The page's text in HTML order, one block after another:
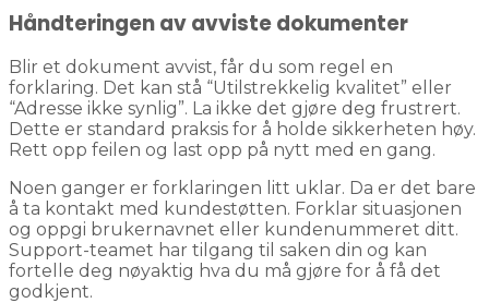
Håndteringen av avviste dokumenter
Blir et dokument avvist, får du som regel en
forklaring. Det kan stå “Utilstrekkelig kvalitet” eller
“Adresse ikke synlig”. La ikke det gjøre deg frustrert.
Dette er standard praksis for å holde sikkerheten høy.
Rett opp feilen og last opp på nytt med en gang.
Noen ganger er forklaringen litt uklar. Da er det bare
å ta kontakt med kundestøtten. Forklar situasjonen
og oppgi brukernavnet eller kundenummeret ditt.
Support-teamet har tilgang til saken din og kan
fortelle deg nøyaktig hva du må gjøre for å få det
godkjent.